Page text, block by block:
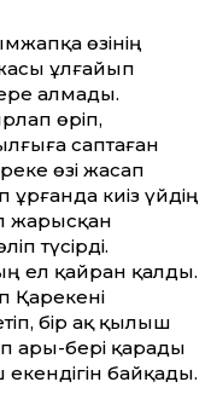
өзінің
ұлғайып
алмады.
өріп,
саптаған
өзі жасап
ұрғанда киіз үйдің
жарысқан
түсірді.
ел қайран қалды.
Қарекені
бір ақ қылыш
ары-бері қарады
байқады.